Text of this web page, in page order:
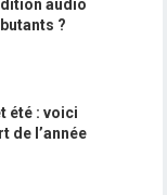
audio
?
été : voici
de l’année